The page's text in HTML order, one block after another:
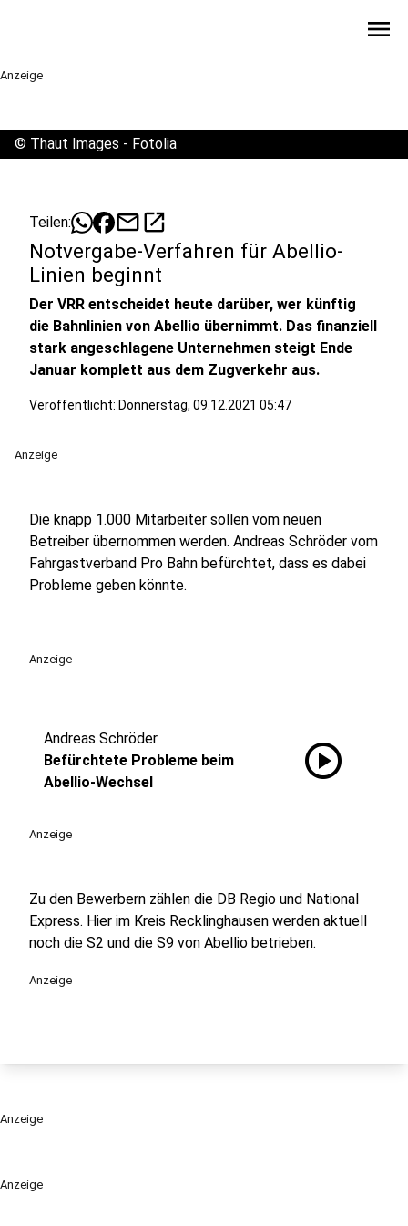
menu
Anzeige
Anzeige
© Thaut Images - Fotolia
Teilen: mailopen_in_new
Notvergabe-Verfahren für Abellio-
Linien beginnt
Der VRR entscheidet heute darüber, wer künftig
die Bahnlinien von Abellio übernimmt. Das finanziell
stark angeschlagene Unternehmen steigt Ende
Januar komplett aus dem Zugverkehr aus.
Veröffentlicht: Donnerstag, 09.12.2021 05:47
Anzeige
Die knapp 1.000 Mitarbeiter sollen vom neuen
Betreiber übernommen werden. Andreas Schröder vom
Fahrgastverband Pro Bahn befürchtet, dass es dabei
Probleme geben könnte.
Anzeige
Andreas Schröder
Befürchtete Probleme beim
Abellio-Wechsel
play_circle
Anzeige
Zu den Bewerbern zählen die DB Regio und National
Express. Hier im Kreis Recklinghausen werden aktuell
noch die S2 und die S9 von Abellio betrieben.
Anzeige
Anzeige